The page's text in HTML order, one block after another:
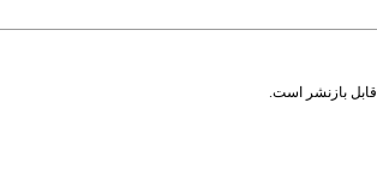
قابل بازنشر است.